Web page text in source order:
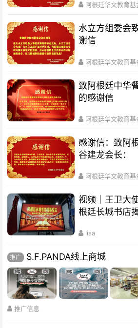
阿根廷华文教育基
水立方组委会
谢信
阿根廷华文教育基
致阿根廷中华
的感谢信
阿根廷华文教育基
感谢信：致阿
谷建龙会长：
阿根廷华文教育基
视频｜王卫大
根廷长城书店
lisa
推广 S.F.PANDA线上商城
推广信息